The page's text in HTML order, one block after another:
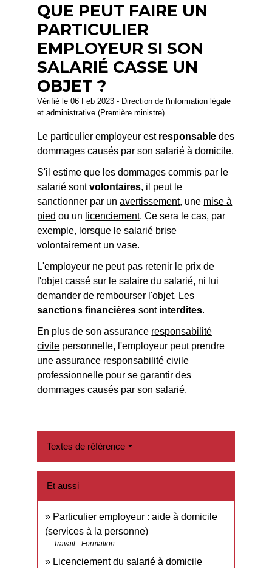
QUE PEUT FAIRE UN
PARTICULIER
EMPLOYEUR SI SON
SALARIÉ CASSE UN
OBJET ?
Vérifié le 06 Feb 2023 - Direction de l'information légale
et administrative (Première ministre)
Le particulier employeur est responsable des
dommages causés par son salarié à domicile.
S'il estime que les dommages commis par le
salarié sontvolontaires, il peut le
sanctionner par unavertissement, une mise à
pied ou un licenciement. Ce sera le cas, par
exemple, lorsque le salarié brise
volontairement un vase.
L'employeur ne peut pas retenir le prix de
l'objet cassé sur le salaire du salarié, ni lui
demander de rembourser l'objet. Les
sanctions financièressont interdites.
En plus de son assurance responsabilité
civile personnelle, l'employeur peut prendre
une assurance responsabilité civile
professionnelle pour se garantir des
dommages causés par son salarié.
Textes de référence
Et aussi
Particulier employeur : aide à domicile
(services à la personne)
Travail - Formation
Licenciement du salarié à domicile